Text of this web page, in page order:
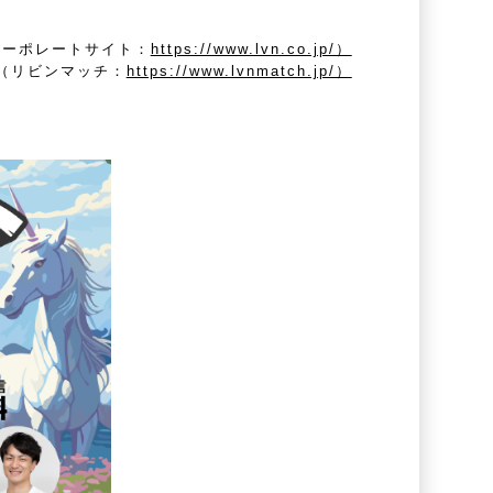
ポレートサイト： https://www.lvn.co.jp/）
リビンマッチ： https://www.lvnmatch.jp/）